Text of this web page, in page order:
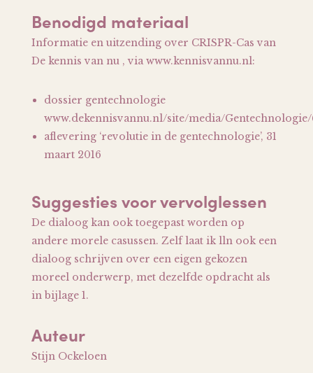
Benodigd materiaal
Informatie en uitzending over CRISPR-Cas van
De kennis van nu , via www.kennisvannu.nl:
dossier gentechnologie
www.dekennisvannu.nl/site/media/
aflevering ‘revolutie in de gentechnologie’, 31
maart 2016
Suggesties voor vervolglessen
De dialoog kan ook toegepast worden op
andere morele casussen. Zelf laat ik lln ook een
dialoog schrijven over een eigen gekozen
moreel onderwerp, met dezelfde opdracht als
in bijlage 1.
Auteur
Stijn Ockeloen